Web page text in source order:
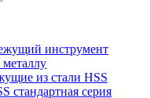
инструмент
из стали HSS
стандартная серия